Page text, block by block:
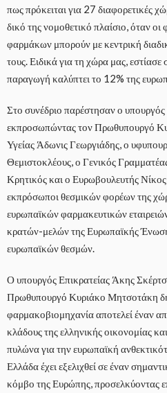
πως πρόκειται για 27 διαφορετικές
δικό της νομοθετικό πλαίσιο, όταν
φαρμάκων μπορούν με κεντρική
τους. Ειδικά για τη χώρα μας, εστίασε
παραγωγή καλύπτει το 12% της
Στο συνέδριο παρέστησαν ο
εκπροσωπώντας τον Πρωθυπουργό
Υγείας Άδωνις Γεωργιάδης, ο
Θεμιστοκλέους, ο Γενικός
Κρητικός και ο Ευρωβουλευτής
εκπρόσωποι θεσμικών φορέων της
ευρωπαϊκών φαρμακευτικών
κρατών-μελών της Ευρωπαϊκής
ευρωπαϊκών θεσμών.
Ο υπουργός Επικρατείας Άκης
Πρωθυπουργό Κυριάκο Μητσοτάκη
φαρμακοβιομηχανία αποτελεί έναν
κλάδους της ελληνικής οικονομίας
πυλώνα για την ευρωπαϊκή
Ελλάδα έχει εξελιχθεί σε έναν
κόμβο της Ευρώπης, προσελκύοντας